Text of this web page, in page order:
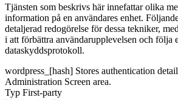
Tjänsten som beskrivs här innefattar olika
information på en användares enhet.
detaljerad redogörelse för dessa tekniker,
i att förbättra användarupplevelsen och följa
dataskyddsprotokoll.
wordpress_[hash] Stores authentication
Administration Screen area.
Typ First-party